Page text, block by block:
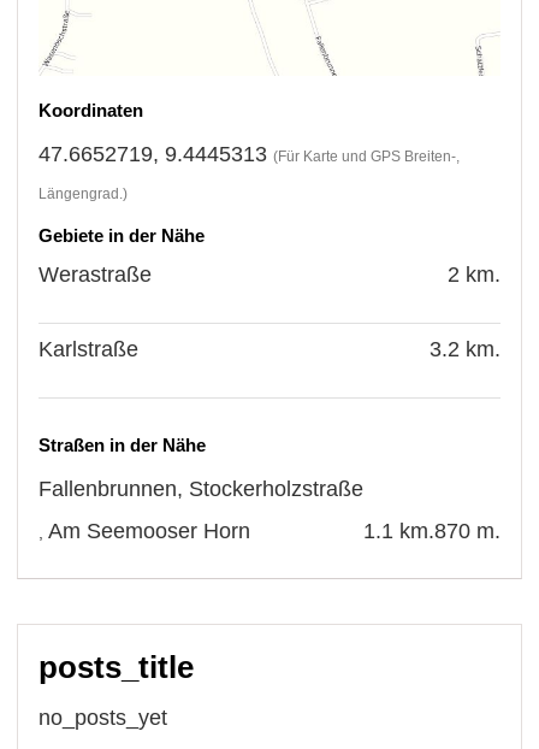
Koordinaten
47.6652719, 9.4445313 (Für Karte und GPS Breiten-,
Längengrad.)
Gebiete in der Nähe
Werastraße 2 km.
Karlstraße 3.2 km.
Straßen in der Nähe
Fallenbrunnen, Stockerholzstraße
870 m.
,Am Seemooser Horn 1.1 km.
posts_title
no_posts_yet